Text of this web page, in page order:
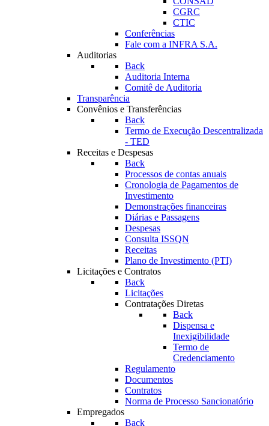
CGRC
CTIC
Conferências
Fale com a INFRA S.A.
Auditorias
Back
Auditoria Interna
Comitê de Auditoria
Transparência
Convênios e Transferências
Back
Termo de Execução Descentralizada
- TED
Receitas e Despesas
Back
Processos de contas anuais
Cronologia de Pagamentos de
Investimento
Demonstrações financeiras
Diárias e Passagens
Despesas
Consulta ISSQN
Receitas
Plano de Investimento (PTI)
Licitações e Contratos
Back
Licitações
Contratações Diretas
Back
Dispensa e
Inexigibilidade
Termo de
Credenciamento
Regulamento
Documentos
Contratos
Norma de Processo Sancionatório
Empregados
Back